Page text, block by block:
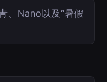
、Nano以及“暑假